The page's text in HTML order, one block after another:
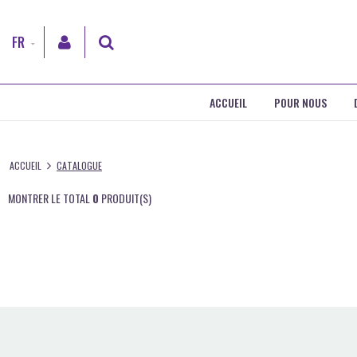
FR
Enregistrement
ACCUEIL POUR NOUS
ACCUEIL CATALOGUE
MONTRER LE TOTAL 0 PRODUIT(S)